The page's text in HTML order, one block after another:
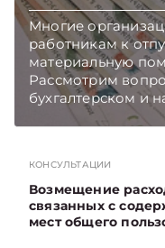
Многие
работникам к
материальную
Рассмотрим
бухгалтерском и
хозяйственных
Главное об
чем в новостях
КОНСУЛЬТАЦИИ
Возмещение
связанных с
мест общего